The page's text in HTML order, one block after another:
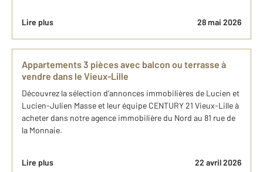
Lire plus 28 mai 2026
Appartements 3 pièces avec balcon ou terrasse à
vendre dans le Vieux-Lille
Découvrez la sélection d’annonces immobilières de Lucien et
Lucien-Julien Masse et leur équipe CENTURY 21 Vieux-Lille à
acheter dans notre agence immobilière du Nord au 81 rue de
la Monnaie.
Lire plus 22 avril 2026